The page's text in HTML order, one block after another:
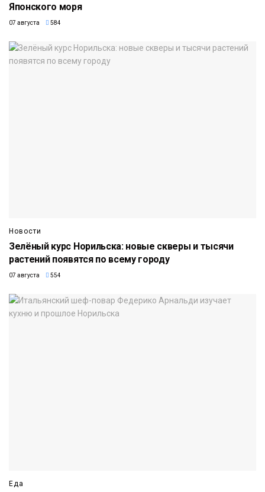
Японского моря
07 августа 584
Новости
Зелёный курс Норильска: новые скверы и тысячи
растений появятся по всему городу
07 августа 554
Еда